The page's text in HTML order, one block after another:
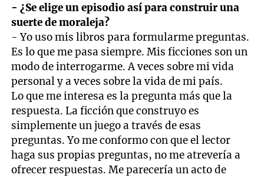
- ¿Se elige un episodio así para construir una
suerte de moraleja?
- Yo uso mis libros para formularme preguntas.
Es lo que me pasa siempre. Mis ficciones son un
modo de interrogarme. A veces sobre mi vida
personal y a veces sobre la vida de mi país.
Lo que me interesa es la pregunta más que la
respuesta. La ficción que construyo es
simplemente un juego a través de esas
preguntas. Yo me conformo con que el lector
haga sus propias preguntas, no me atrevería a
ofrecer respuestas. Me parecería un acto de